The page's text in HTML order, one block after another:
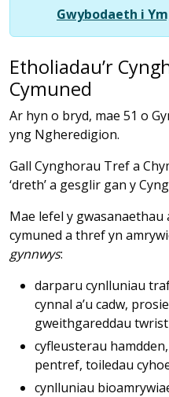
Gwybodaeth i
Etholiadau’r
Cymuned
Ar hyn o bryd, mae 51 o
yng Ngheredigion.
Gall Cynghorau Tref a
‘dreth’ a gesglir gan y
Mae lefel y
cymuned a thref yn
gynnwys:
darparu cynlluniau
cynnal a’u cadw,
gweithgareddau
cyfleusterau
pentref, toiledau
cynlluniau